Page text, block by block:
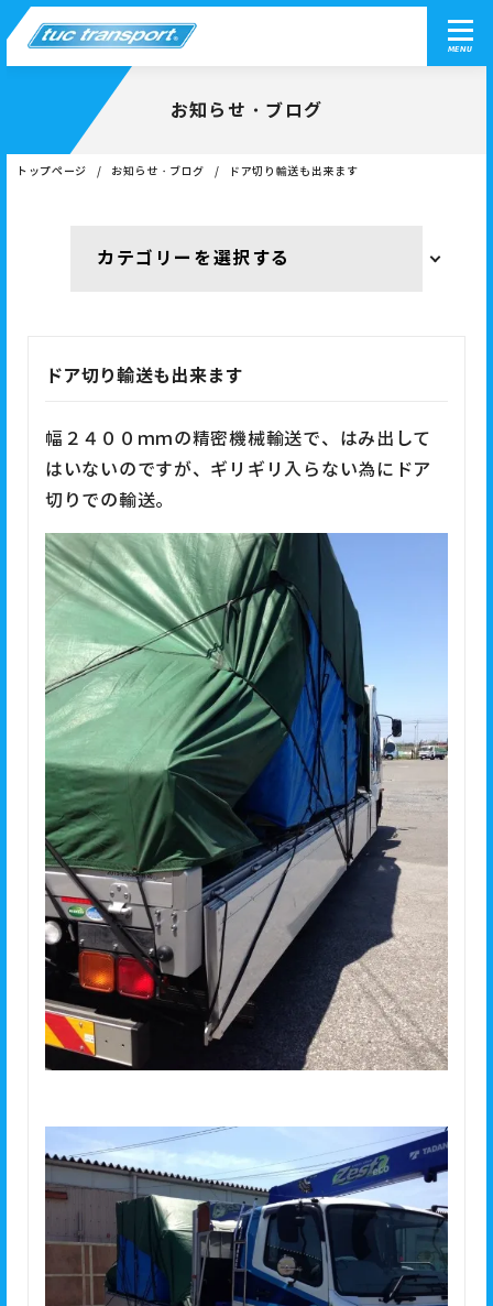
MENU
お知らせ・ブログ
トップページ お知らせ・ブログ ドア切り輸送も出来ます
ドア切り輸送も出来ます
幅２４００ｍｍの精密機械輸送で、はみ出して
はいないのですが、ギリギリ入らない為にドア
切りでの輸送。